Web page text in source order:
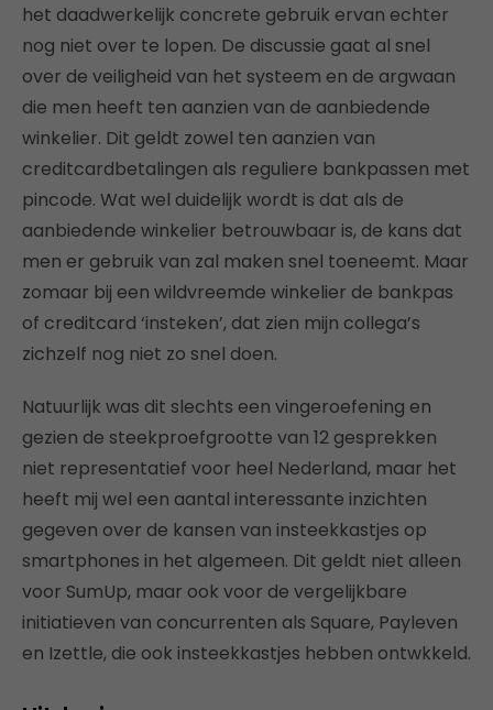
het daadwerkelijk concrete gebruik ervan echter
nog niet over te lopen. De discussie gaat al snel
over de veiligheid van het systeem en de argwaan
die men heeft ten aanzien van de aanbiedende
winkelier. Dit geldt zowel ten aanzien van
creditcardbetalingen als reguliere bankpassen met
pincode. Wat wel duidelijk wordt is dat als de
aanbiedende winkelier betrouwbaar is, de kans dat
men er gebruik van zal maken snel toeneemt. Maar
zomaar bij een wildvreemde winkelier de bankpas
of creditcard ‘insteken’, dat zien mijn collega’s
zichzelf nog niet zo snel doen.
Natuurlijk was dit slechts een vingeroefening en
gezien de steekproefgrootte van 12 gesprekken
niet representatief voor heel Nederland, maar het
heeft mij wel een aantal interessante inzichten
gegeven over de kansen van insteekkastjes op
smartphones in het algemeen. Dit geldt niet alleen
voor SumUp, maar ook voor de vergelijkbare
initiatieven van concurrenten als Square, Payleven
en Izettle, die ook insteekkastjes hebben ontwkkeld.